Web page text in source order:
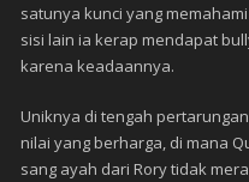
satunya kunci yang
sisi lain ia kerap mendapat
karena keadaannya.
Uniknya di tengah
nilai yang berharga, di mana
sang ayah dari Rory tidak